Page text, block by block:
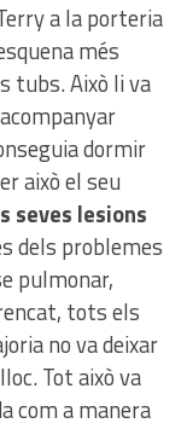
a la porteria
més
tubs. Això li va
dormir
això el seu
seves lesions
dels problemes
pulmonar,
tots els
no va deixar
Tot això va
com a manera